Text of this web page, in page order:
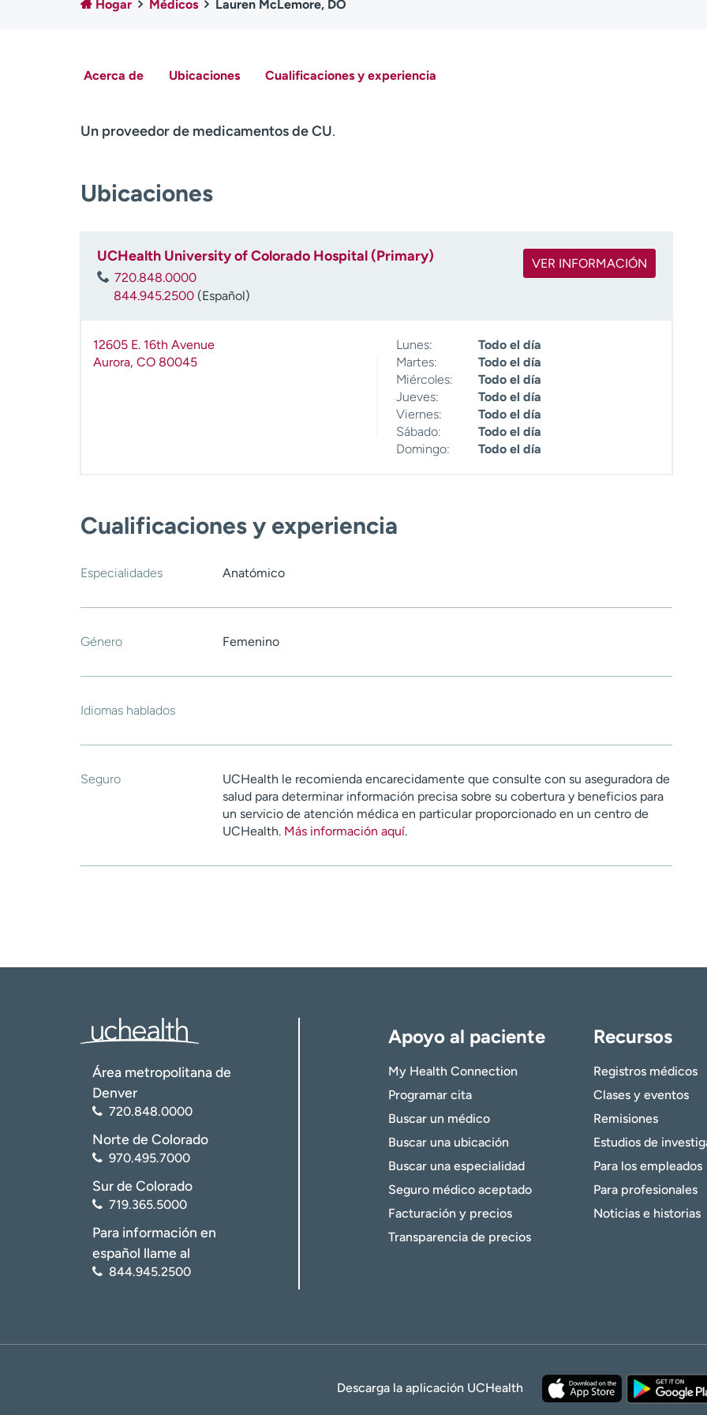
Hogar Médicos Lauren McLemore, DO
Acerca de Ubicaciones Cualificaciones y experiencia
Un proveedor de medicamentos de CU.
Ubicaciones
UCHealth University of Colorado Hospital (Primary)
720.848.0000
844.945.2500 (Español)
VER INFORMACIÓN
12605 E. 16th Avenue
Aurora, CO 80045
Lunes:
Todo el día
Martes:
Todo el día
Miércoles:
Todo el día
Jueves:
Todo el día
Viernes:
Todo el día
Sábado:
Todo el día
Domingo:
Todo el día
Cualificaciones y experiencia
Especialidades Anatómico
Género Femenino
Idiomas hablados
Seguro
UCHealth le recomienda encarecidamente que consulte con su aseguradora de
salud para determinar información precisa sobre su cobertura y beneficios para
un servicio de atención médica en particular proporcionado en un centro de
UCHealth. Más información aquí.
Área metropolitana de
Denver
720.848.0000
Norte de Colorado
970.495.7000
Sur de Colorado
719.365.5000
Para información en
español llame al
844.945.2500
Apoyo al paciente
My Health Connection
Programar cita
Buscar un médico
Buscar una ubicación
Buscar una especialidad
Seguro médico aceptado
Facturación y precios
Transparencia de precios
Recursos
Registros médicos
Clases y eventos
Remisiones
Estudios de
Para los empleados
Para profesionales
Noticias e historias
Descarga la aplicación UCHealth